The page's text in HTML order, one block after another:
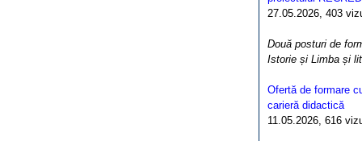
27.05.2026, 403
Două posturi de
Istorie și Limba și
Ofertă de formare
carieră didactică
11.05.2026, 616